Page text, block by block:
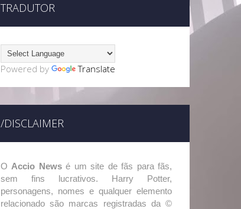
TRADUTOR
Powered by Translate
/DISCLAIMER
O Accio Newsé um site de fãs para fãs,
sem fins lucrativos. Harry Potter,
personagens, nomes e qualquer elemento
relacionado são marcas registradas da ©